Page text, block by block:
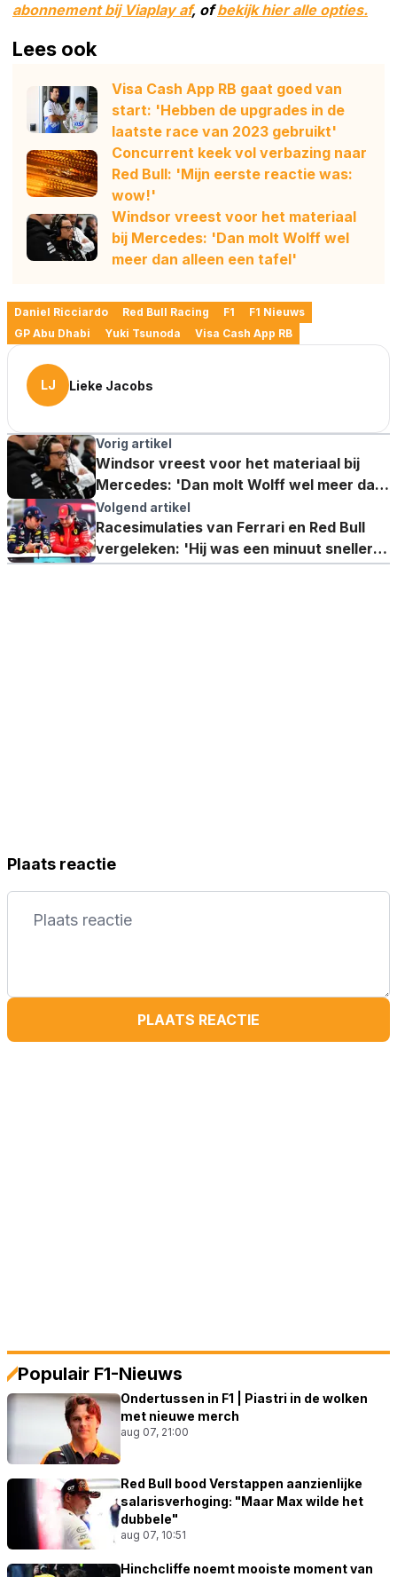
abonnement bij Viaplay af, ofbekijk hier alle opties.
Lees ook
Visa Cash App RB gaat goed van
start: 'Hebben de upgrades in de
laatste race van 2023 gebruikt'
Concurrent keek vol verbazing naar
Red Bull: 'Mijn eerste reactie was:
wow!'
Windsor vreest voor het materiaal
bij Mercedes: 'Dan molt Wolff wel
meer dan alleen een tafel'
Daniel Ricciardo Red Bull Racing F1
F1 Nieuws
GP Abu Dhabi
Yuki Tsunoda Visa Cash App RB
LJ Lieke Jacobs
Vorig artikel
Windsor vreest voor het materiaal bij
Mercedes: 'Dan molt Wolff wel meer dan
alleen een tafel'
Volgend artikel
Racesimulaties van Ferrari en Red Bull
vergeleken: 'Hij was een minuut sneller in
totaal'
Plaats reactie
PLAATS REACTIE
Populair F1-Nieuws
Ondertussen in F1 | Piastri in de wolken
met nieuwe merch
aug 07, 21:00
Red Bull bood Verstappen aanzienlijke
salarisverhoging: "Maar Max wilde het
dubbele"
aug 07, 10:51
Hinchcliffe noemt mooiste moment van